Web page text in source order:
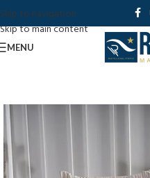
Skip to navigation
Skip to main content
MENU